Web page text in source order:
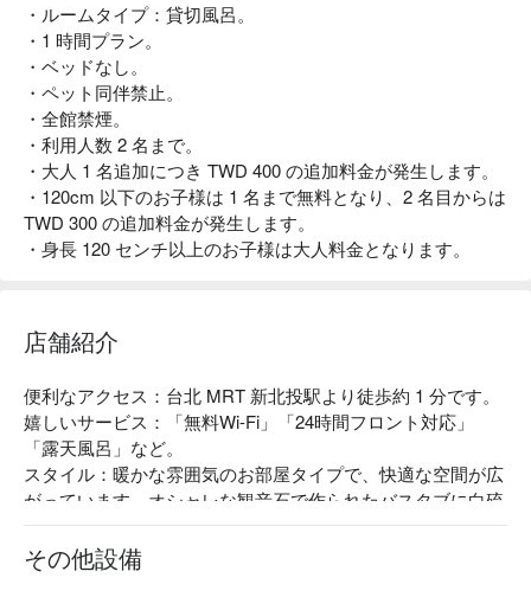
・ルームタイプ：貸切風呂。
・1 時間プラン。
・ベッドなし。
・ペット同伴禁止。
・全館禁煙。
・利用人数 2 名まで。
・大人 1 名追加につき TWD 400 の追加料金が発生します。
・120cm 以下のお子様は 1 名まで無料となり、2 名目からは
TWD 300 の追加料金が発生します。
・身長 120 センチ以上のお子様は大人料金となります。
店舗紹介
便利なアクセス：台北 MRT 新北投駅より徒歩約 1 分です。
嬉しいサービス：「無料Wi-Fi」「24時間フロント対応」
「露天風呂」など。
スタイル：暖かな雰囲気のお部屋タイプで、快適な空間が広
がっています。オシャレな観音石で作られたバスタブに白硫
泉の温泉を注ぎ、ゆっくりとリラックスすれば、血液循環も
良くなり、体の疲労を洗い流します。
その他設備